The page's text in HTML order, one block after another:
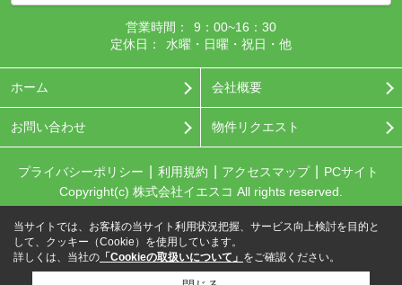
営業時間：
9：00~16：30
定休日：
水曜・日曜・祝日・他
ホーム 会社概要
お問い合わせ 物件リクエスト
プライバシーポリシー 利用規約 アクセスマップ
PCサイト
Copyright(c) 株式会社イエスコ All rights reserved.
当サイトでは、お客様の当サイト利用状況把握、サービス向上検討を目的と
して、クッキー（Cookie）を使用しています。
詳しくは、当社の 「Cookieの取扱いについて」 をご確認ください。